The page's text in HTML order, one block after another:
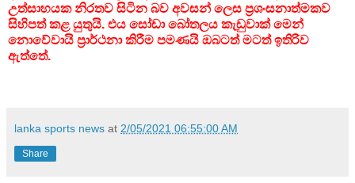
උත්සාහයක නිරතව සිටින බව අවසන් ලෙස ප්‍රශංසනාත්මකව
සිහිපත් කළ යුතුයි. එය සෝඩා බෝතලය කැඩුවාක් මෙන්
නොවේවායි ප්‍රාර්ථනා කිරීම පමණයි ඔබටත් මටත් ඉතිරිව
ඇත්තේ.
lanka sports news at 2/05/2021 06:55:00 AM
Share